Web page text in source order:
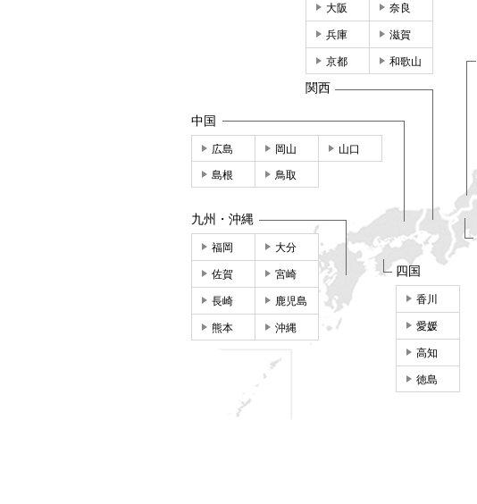
大阪 奈良
兵庫 滋賀
京都 和歌山
関西
中国
広島 岡山 山口
島根 鳥取
四国
香川
愛媛
高知
徳島
九州・沖縄
福岡 大分
佐賀 宮崎
長崎 鹿児島
熊本 沖縄